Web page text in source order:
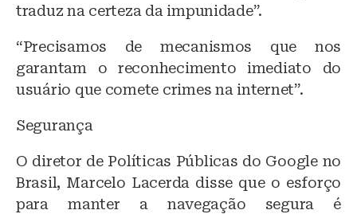
traduz na certeza da impunidade”.
“Precisamos de mecanismos que nos
garantam o reconhecimento imediato do
usuário que comete crimes na internet”.
Segurança
O diretor de Políticas Públicas do Google no
Brasil, Marcelo Lacerda disse que o esforço
para manter a navegação segura é